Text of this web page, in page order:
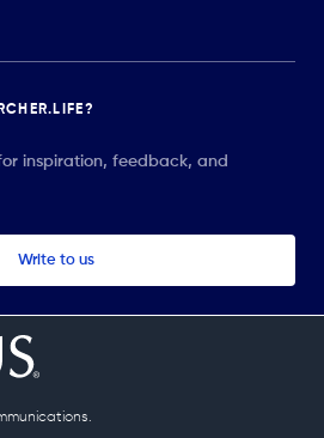
inspiration, feedback, and
Write to us